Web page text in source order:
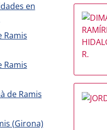
en
Ramis
Ramis
de Ramis
(Girona)